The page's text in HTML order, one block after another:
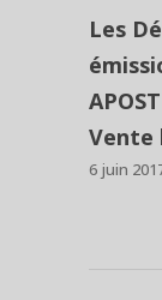
Les
Vente
6 juin